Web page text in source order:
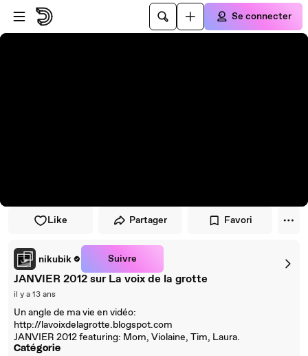
Passer au player
Passer au contenu principal
Se connecter
Like Partager Favori
nikubik Suivre
JANVIER 2012 sur La voix de la grotte
il y a 13 ans
Un angle de ma vie en vidéo:
http://lavoixdelagrotte.blogspot.com
JANVIER 2012 featuring: Mom, Violaine, Tim, Laura.
Catégorie